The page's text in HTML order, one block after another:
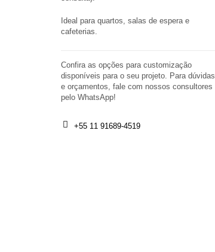
Ideal para quartos, salas de espera e
cafeterias.
Confira as opções para customização
disponíveis para o seu projeto. Para dúvidas
e orçamentos, fale com nossos consultores
pelo WhatsApp!
+55 11 91689-4519